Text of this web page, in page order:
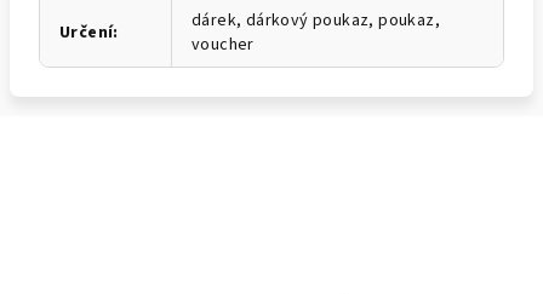
Určení:
dárek, dárkový poukaz, poukaz,
voucher